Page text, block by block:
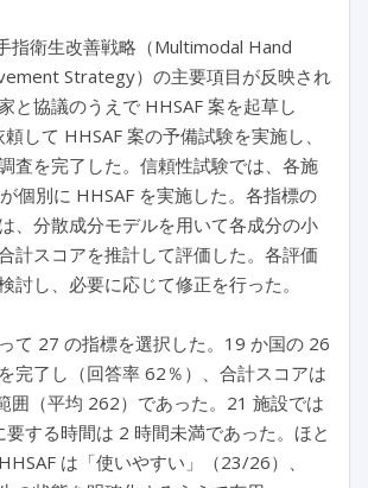
指衛生改善戦略（Multimodal Hand
Strategy）の主要項目が反映され
と協議のうえで HHSAF 案を起草し
して HHSAF 案の予備試験を実施し、
査を完了した。信頼性試験では、各施
個別に HHSAF を実施した。各指標の
、分散成分モデルを用いて各成分の小
計スコアを推計して評価した。各評価
討し、必要に応じて修正を行った。
て 27 の指標を選択した。19 か国の 26
完了し（回答率 62％）、合計スコアは
囲（平均 262）であった。21 施設では
要する時間は 2 時間未満であった。ほと
は「使いやすい」（23/26）、